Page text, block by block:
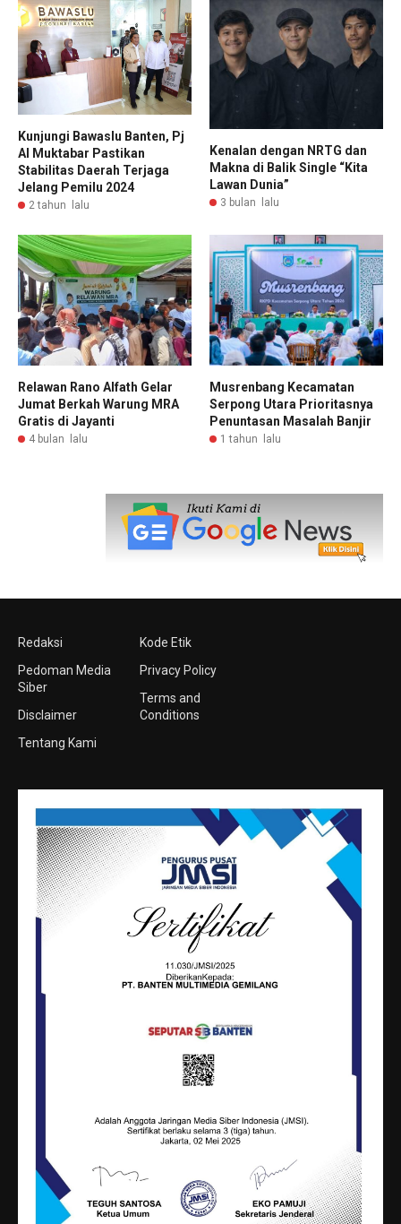
Kunjungi Bawaslu Banten, Pj
Al Muktabar Pastikan
Stabilitas Daerah Terjaga
Jelang Pemilu 2024
2 tahun lalu
Kenalan dengan NRTG dan
Makna di Balik Single “Kita
Lawan Dunia”
3 bulan lalu
Relawan Rano Alfath Gelar
Jumat Berkah Warung MRA
Gratis di Jayanti
4 bulan lalu
Musrenbang Kecamatan
Serpong Utara Prioritasnya
Penuntasan Masalah Banjir
1 tahun lalu
Redaksi
Pedoman Media
Siber
Disclaimer
Tentang Kami
Kode Etik
Privacy Policy
Terms and
Conditions